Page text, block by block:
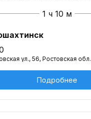
1 ч 10 м
ул., 56, Ростовская обл.
Подробнее